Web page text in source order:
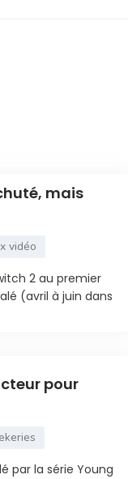
mais
vidéo
2 au premier
(avril à juin dans
pour
par la série Young